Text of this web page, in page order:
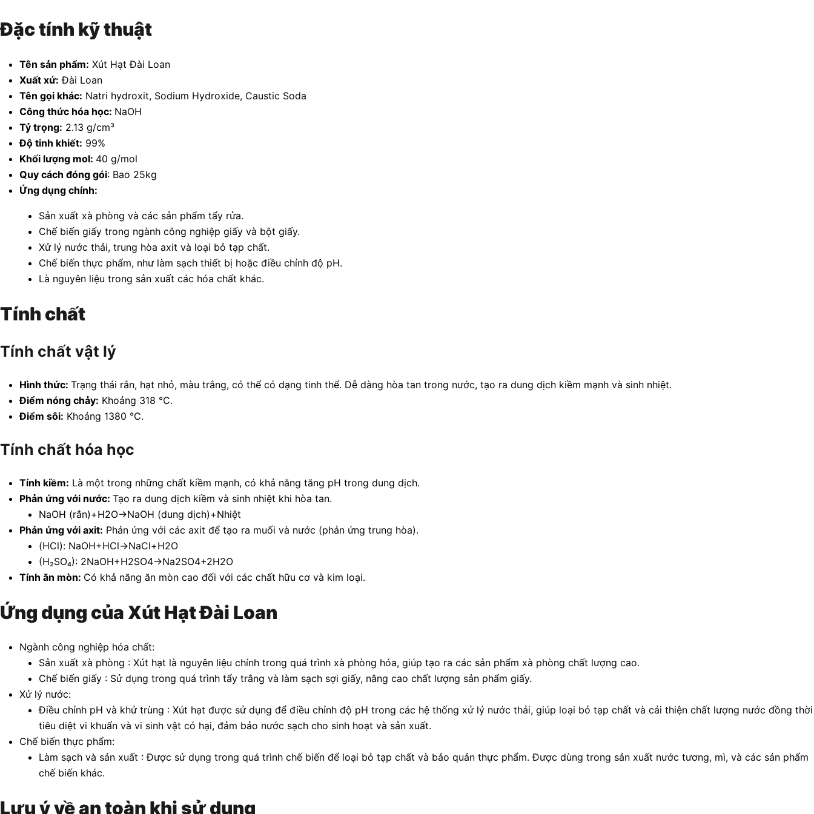
Đặc tính kỹ thuật
Tên sản phẩm: Xút Hạt Đài Loan
Xuất xứ: Đài Loan
Tên gọi khác: Natri hydroxit, Sodium Hydroxide, Caustic Soda
Công thức hóa học: NaOH
Tỷ trọng: 2.13 g/cm³
Độ tinh khiết: 99%
Khối lượng mol: 40 g/mol
Quy cách đóng gói: Bao 25kg
Ứng dụng chính:
Sản xuất xà phòng và các sản phẩm tẩy rửa.
Chế biến giấy trong ngành công nghiệp giấy và bột giấy.
Xử lý nước thải, trung hòa axit và loại bỏ tạp chất.
Chế biến thực phẩm, như làm sạch thiết bị hoặc điều chỉnh độ pH.
Là nguyên liệu trong sản xuất các hóa chất khác.
Tính chất
Tính chất vật lý
Hình thức: Trạng thái rắn, hạt nhỏ, màu trắng, có thể có dạng tinh thể. Dễ dàng hòa tan trong nước, tạo ra dung dịch kiềm mạnh và sinh nhiệt.
Điểm nóng chảy: Khoảng 318 °C.
Điểm sôi: Khoảng 1380 °C.
Tính chất hóa học
Tính kiềm: Là một trong những chất kiềm mạnh, có khả năng tăng pH trong dung dịch.
Phản ứng với nước: Tạo ra dung dịch kiềm và sinh nhiệt khi hòa tan.
NaOH (rắn)+H2O→NaOH (dung dịch)+Nhiệt
Phản ứng với axit: Phản ứng với các axit để tạo ra muối và nước (phản ứng trung hòa).
(HCl): NaOH+HCl→NaCl+H2O
(H₂SO₄): 2NaOH+H2SO4→Na2SO4+2H2O
Tính ăn mòn: Có khả năng ăn mòn cao đối với các chất hữu cơ và kim loại.
Ứng dụng của Xút Hạt Đài Loan
Ngành công nghiệp hóa chất:
Sản xuất xà phòng : Xút hạt là nguyên liệu chính trong quá trình xà phòng hóa, giúp tạo ra các sản phẩm xà phòng chất lượng cao.
Chế biến giấy : Sử dụng trong quá trình tẩy trắng và làm sạch sợi giấy, nâng cao chất lượng sản phẩm giấy.
Xử lý nước:
Điều chỉnh pH và khử trùng : Xút hạt được sử dụng để điều chỉnh độ pH trong các hệ thống xử lý nước thải, giúp loại bỏ tạp chất và cải thiện chất lượng nước đồng thời
tiêu diệt vi khuẩn và vi sinh vật có hại, đảm bảo nước sạch cho sinh hoạt và sản xuất.
Chế biến thực phẩm:
Làm sạch và sản xuất : Được sử dụng trong quá trình chế biến để loại bỏ tạp chất và bảo quản thực phẩm. Được dùng trong sản xuất nước tương, mì, và các sản phẩm
chế biến khác.
Lưu ý về an toàn khi sử dụng